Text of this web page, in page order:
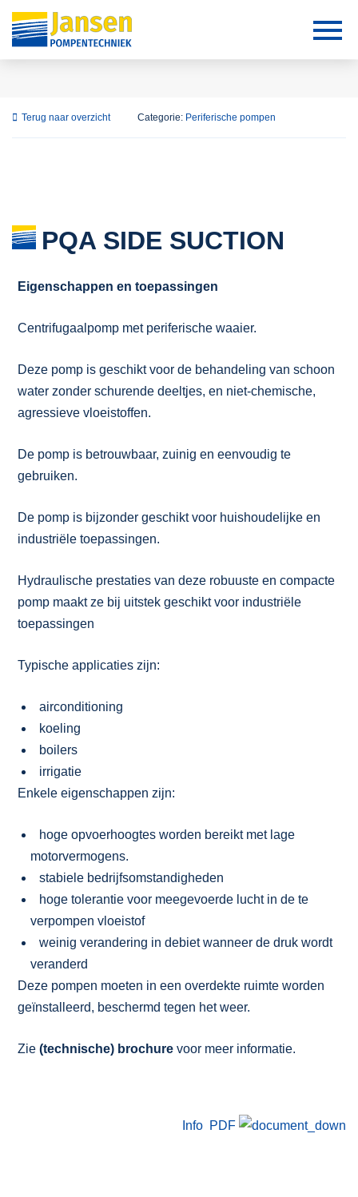
Terug naar overzicht Categorie: Periferische pompen
PQA SIDE SUCTION
Eigenschappen en toepassingen
Centrifugaalpomp met periferische waaier.
Deze pomp is geschikt voor de behandeling van schoon
water zonder schurende deeltjes, en niet-chemische,
agressieve vloeistoffen.
De pomp is betrouwbaar, zuinig en eenvoudig te
gebruiken.
De pomp is bijzonder geschikt voor huishoudelijke en
industriële toepassingen.
Hydraulische prestaties van deze robuuste en compacte
pomp maakt ze bij uitstek geschikt voor industriële
toepassingen
Typische applicaties zijn:
airconditioning
koeling
boilers
irrigatie
Enkele eigenschappen zijn:
hoge opvoerhoogtes worden bereikt met lage
motorvermogens.
stabiele bedrijfsomstandigheden
hoge tolerantie voor meegevoerde lucht in de te
verpompen vloeistof
weinig verandering in debiet wanneer de druk wordt
veranderd
Deze pompen moeten in een overdekte ruimte worden
geïnstalleerd, beschermd tegen het weer.
Zie (technische) brochure voor meer informatie.
Info PDF